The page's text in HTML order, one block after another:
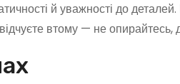
й уважності до
втому — не опирайтесь,